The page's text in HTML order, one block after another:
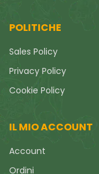
POLITICHE
Sales Policy
Privacy Policy
Cookie Policy
IL MIO ACCOUNT
Account
Ordini